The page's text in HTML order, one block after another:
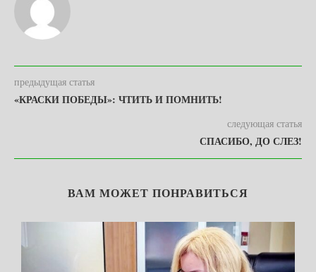
предыдущая статья
«КРАСКИ ПОБЕДЫ»: ЧТИТЬ И ПОМНИТЬ!
следующая статья
СПАСИБО, ДО СЛЕЗ!
ВАМ МОЖЕТ ПОНРАВИТЬСЯ